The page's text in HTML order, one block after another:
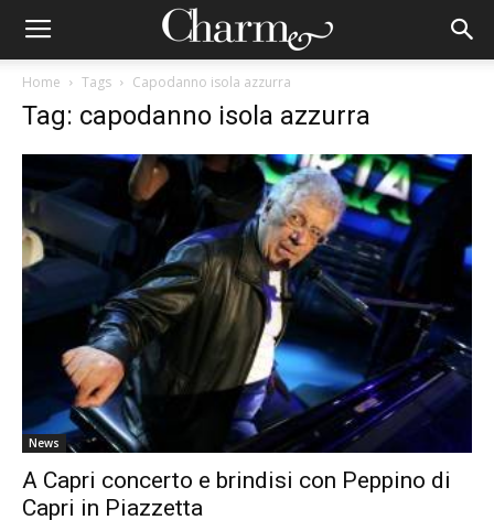
Home Tags Capodanno isola azzurra
Tag: capodanno isola azzurra
News
A Capri concerto e brindisi con Peppino di
Capri in Piazzetta